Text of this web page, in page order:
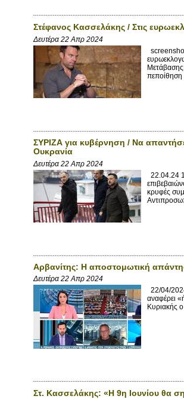
Στέφανος Κασσελάκης / Στις
Δευτέρα 22 Απρ 2024
πεποίθηση
ΣΥΡΙΖΑ για κυβέρνηση / Να
Ουκρανία
Δευτέρα 22 Απρ 2024
22.04.24
κρυφές
Αρβανίτης: Η αποστομωτική
Δευτέρα 22 Απρ 2024
22/04/
αναφέρει
Κυριακής
Στ. Κασσελάκης: «Η 9η Ιουνίου θα